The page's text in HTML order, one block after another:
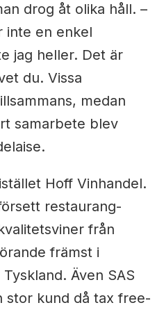
drog åt olika håll. –
inte en enkel
jag heller. Det är
du. Vissa
medan
samarbete blev
istället Hoff Vinhandel.
restaurang-
från
främst i
Även SAS
stor kund då tax free-